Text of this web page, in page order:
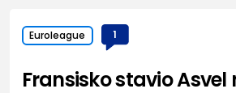
Euroleague 1
Fransisko stavio Asvel